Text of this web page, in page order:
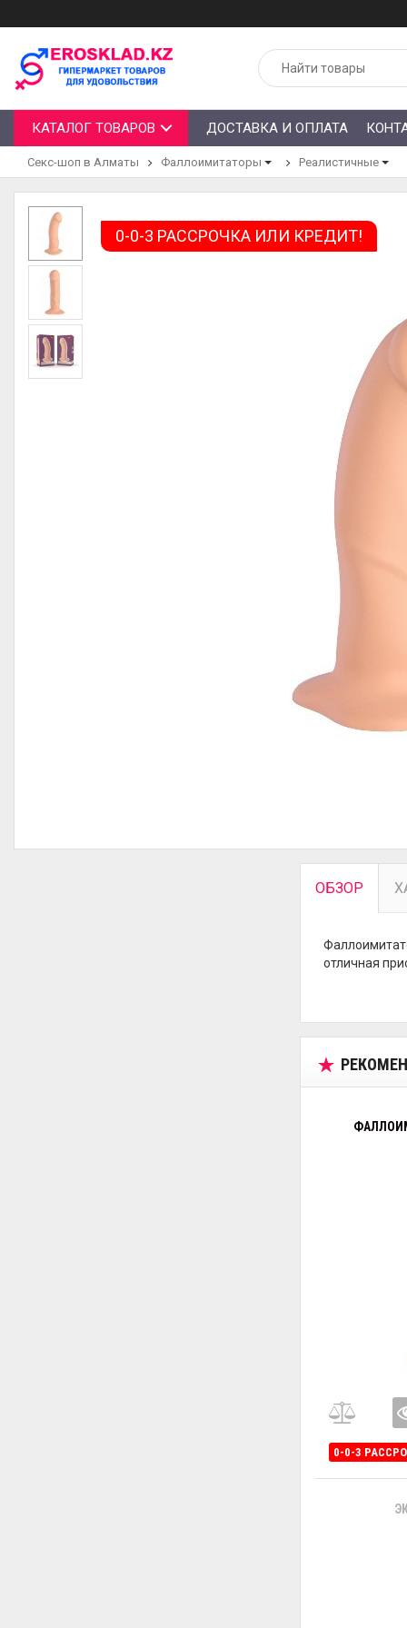
КАТАЛОГ ТОВАРОВ ДОСТАВКА И ОПЛАТА
Секс-шоп в Алматы Фаллоимитаторы Реалистичные
0-0-3 РАССРОЧКА ИЛИ КРЕДИТ!
ОБЗОР
отличная
0-0-3